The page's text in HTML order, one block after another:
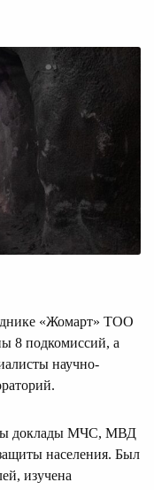
«Жомарт» ТОО
8 подкомиссий, а
научно-
доклады МЧС, МВД
населения. Был
изучена